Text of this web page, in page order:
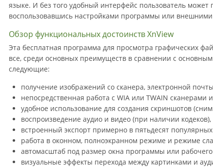
языке. И без того удобный интерфейс пользователь может
воспользовавшись настройками программы или
Обзор функциональных достоинств XnView
Эта бесплатная программа для просмотра графических
все, среди основных преимуществ в сравнении с
следующие:
получение изображений со сканера, электронной
непосредственная работа с WIA или TWAIN
удобное использование для создания скриншотов
воспроизведение аудио и видео (при наличии кодеков),
встроенный экспорт примерно в пятьдесят
работа в оконном, полноэкранном режиме и режиме
автомасштаб под размер окна программы или
визуальные эффекты перехода между картинками и